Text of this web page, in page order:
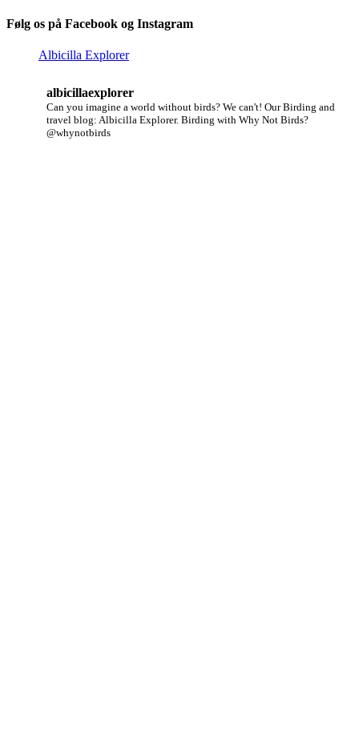
Følg os på Facebook og Instagram
Albicilla Explorer
albicillaexplorer
Can you imagine a world without birds? We can't! Our Birding and
travel blog: Albicilla Explorer. Birding with Why Not Birds?
@whynotbirds